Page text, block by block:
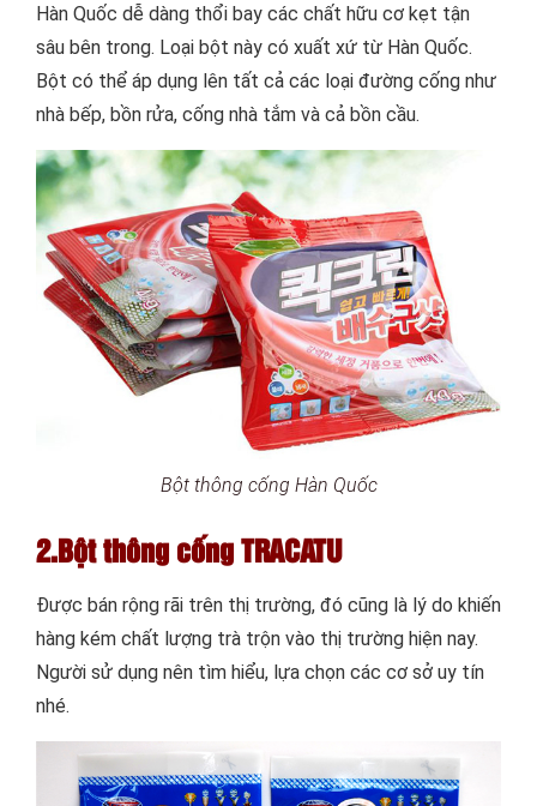
Hàn Quốc dễ dàng thổi bay các chất hữu cơ kẹt tận
sâu bên trong. Loại bột này có xuất xứ từ Hàn Quốc.
Bột có thể áp dụng lên tất cả các loại đường cống như
nhà bếp, bồn rửa, cống nhà tắm và cả bồn cầu.
Bột thông cống Hàn Quốc
2.Bột thông cống TRACATU
Được bán rộng rãi trên thị trường, đó cũng là lý do khiến
hàng kém chất lượng trà trộn vào thị trường hiện nay.
Người sử dụng nên tìm hiểu, lựa chọn các cơ sở uy tín
nhé.